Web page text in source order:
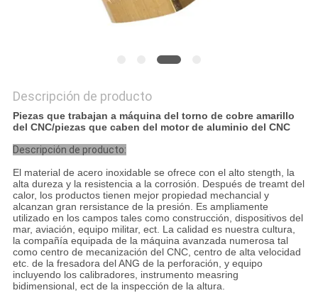
Descripción de producto
Piezas que trabajan a máquina del torno de cobre amarillo
del CNC/piezas que caben del motor de aluminio del CNC
Descripción de producto:
El material de acero inoxidable se ofrece con el alto stength, la
alta dureza y la resistencia a la corrosión. Después de treamt del
calor, los productos tienen mejor propiedad mechancial y
alcanzan gran rersistance de la presión. Es ampliamente
utilizado en los campos tales como construcción, dispositivos del
mar, aviación, equipo militar, ect. La calidad es nuestra cultura,
la compañía equipada de la máquina avanzada numerosa tal
como centro de mecanización del CNC, centro de alta velocidad
etc. de la fresadora del ANG de la perforación, y equipo
incluyendo los calibradores, instrumento measring
bidimensional, ect de la inspección de la altura.